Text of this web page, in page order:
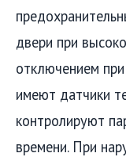
двери при
отключением
имеют датчики
контролируют
времени. При